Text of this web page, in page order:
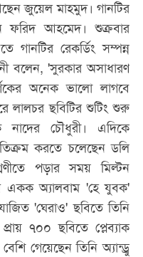
জুয়েল মাহমুদ। গানটির
ফরিদ আহমেদ। শুক্রবার
গানটির রেকর্ডিং সম্পন্ন
বলেন, 'সুরকার অসাধারণ
অনেক ভালো লাগবে
লালচর ছবিটির শুটিং শুরু
চৌধুরী। এদিকে
করতে চলেছেন ডলি
পড়ার সময় মিল্টন
একক অ্যালবাম 'হে যুবক'
'ঘেরাও' ছবিতে তিনি
৭০০ ছবিতে প্লেব্যাক
গেয়েছেন তিনি অ্যান্ড্রু